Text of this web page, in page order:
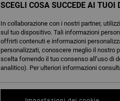
SCEGLI COSA SUCCEDE AI TUOI
In collaborazione con i nostri partner,
sul tuo dispositivo. Tali informazioni
offrirti contenuti e informazioni
personalizzati, conoscere meglio il nostro
scelta fornendo il tuo consenso all’uso di
analitico). Per ulteriori informazioni